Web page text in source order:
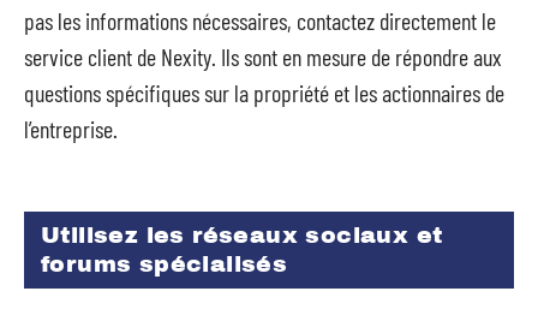
pas les informations nécessaires, contactez directement le
service client de Nexity. Ils sont en mesure de répondre aux
questions spécifiques sur la propriété et les actionnaires de
l’entreprise.
Utilisez les réseaux sociaux et
forums spécialisés